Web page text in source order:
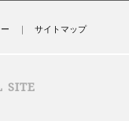
サイトマップ
SITE